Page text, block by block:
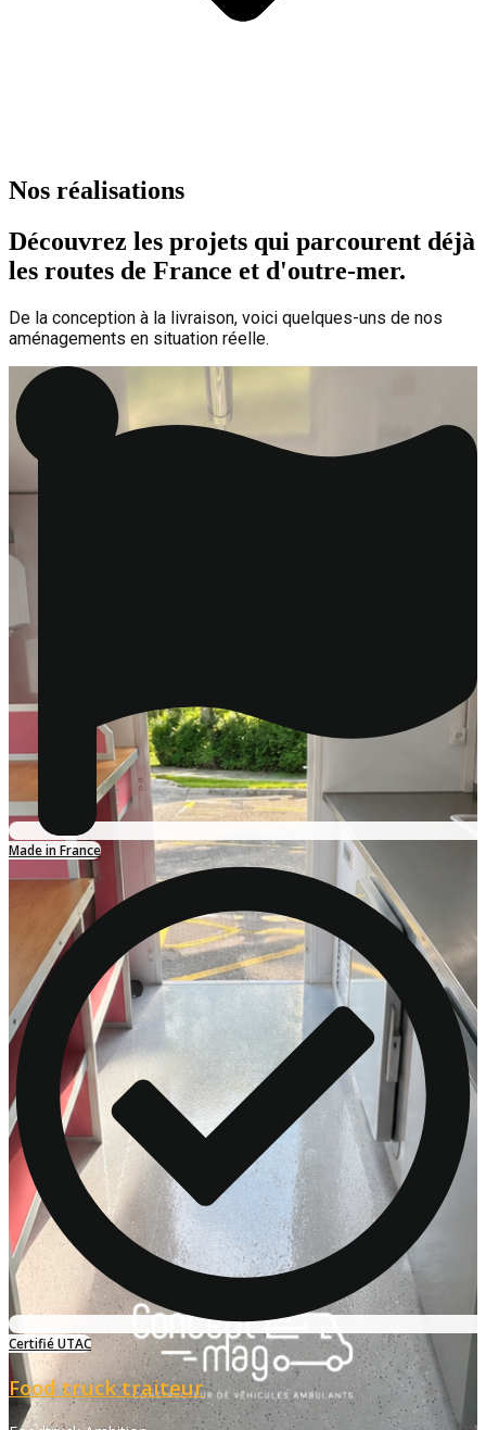
Nos réalisations
Découvrez les projets qui parcourent déjà
les routes de France et d'outre-mer.
De la conception à la livraison, voici quelques-uns de nos
aménagements en situation réelle.
Made in France
Certifié UTAC
Food truck traiteur